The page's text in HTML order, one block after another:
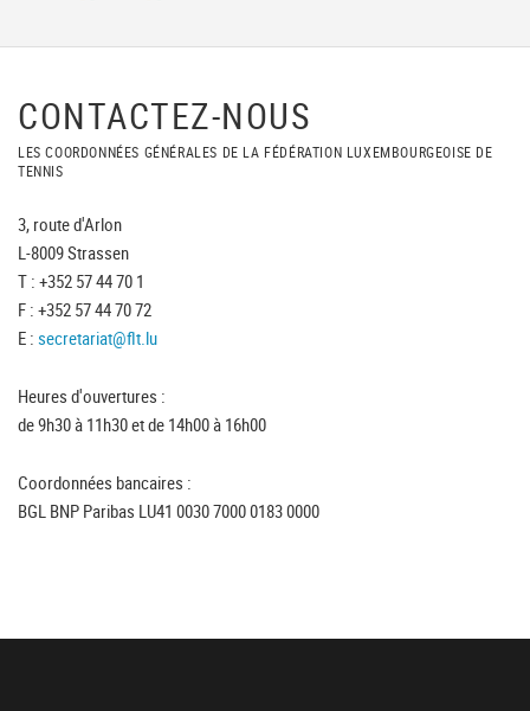
CONTACTEZ-NOUS
LES COORDONNÉES GÉNÉRALES DE LA FÉDÉRATION LUXEMBOURGEOISE DE
TENNIS
3, route d'Arlon
L-8009 Strassen
T : +352 57 44 70 1
F : +352 57 44 70 72
E : secretariat@flt.lu
Heures d'ouvertures :
de 9h30 à 11h30 et de 14h00 à 16h00
Coordonnées bancaires :
BGL BNP Paribas LU41 0030 7000 0183 0000